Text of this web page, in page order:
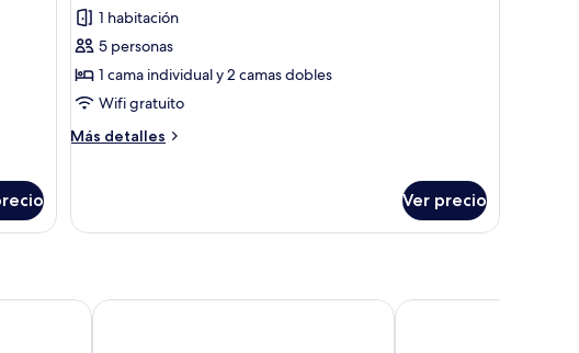
de
Habitación
familiar,
balcón
1 habitación
5 personas
1 cama individual y 2 camas dobles
Wifi gratuito
Más detalles
Más
balcón
Ver precio
Hotel Centro Bodrum Sade Butik Otel